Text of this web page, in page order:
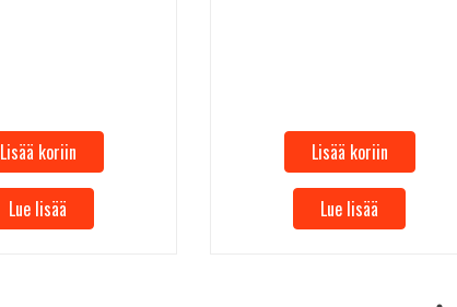
Lisää koriin
Lue lisää
Lisää koriin
Lue lisää